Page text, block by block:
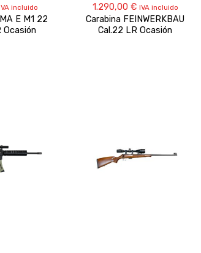
incluido
E M1 22
Ocasión
1.290,00 € IVA incluido
Carabina FEINWERKBAU
Cal.22 LR Ocasión